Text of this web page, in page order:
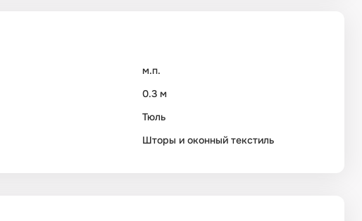
м.п.
0.3 м
Тюль
Шторы и оконный текстиль